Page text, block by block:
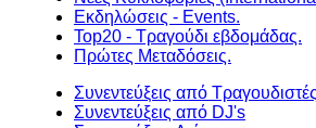
Εκδηλώσεις - Events.
Top20 - Τραγούδι εβδομάδας.
Πρώτες Μεταδόσεις.
Συνεντεύξεις από Τραγουδιστές
Συνεντεύξεις από DJ's